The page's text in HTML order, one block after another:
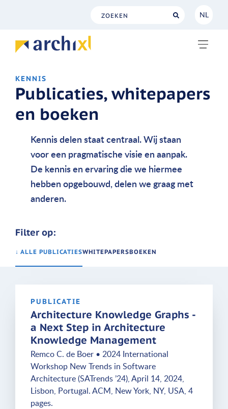
NL
KENNIS
Publicaties, whitepapers
en boeken
Kennis delen staat centraal. Wij staan
voor een pragmatische visie en aanpak.
De kennis en ervaring die we hiermee
hebben opgebouwd, delen we graag met
anderen.
Filter op:
↓ ALLE PUBLICATIESWHITEPAPERSBOEKEN
PUBLICATIE
Architecture Knowledge Graphs -
a Next Step in Architecture
Knowledge Management
Remco C. de Boer • 2024 International
Workshop New Trends in Software
Architecture (SATrends ’24), April 14, 2024,
Lisbon, Portugal. ACM, New York, NY, USA, 4
pages.